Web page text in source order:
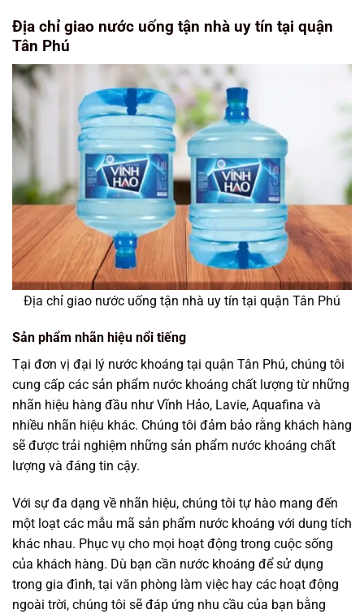
Địa chỉ giao nước uống tận nhà uy tín tại quận
Tân Phú
Địa chỉ giao nước uống tận nhà uy tín tại quận Tân Phú
Sản phẩm nhãn hiệu nổi tiếng
Tại đơn vị đại lý nước khoáng tại quận Tân Phú, chúng tôi
cung cấp các sản phẩm nước khoáng chất lượng từ những
nhãn hiệu hàng đầu như Vĩnh Hảo, Lavie, Aquafina và
nhiều nhãn hiệu khác. Chúng tôi đảm bảo rằng khách hàng
sẽ được trải nghiệm những sản phẩm nước khoáng chất
lượng và đáng tin cậy.
Với sự đa dạng về nhãn hiệu, chúng tôi tự hào mang đến
một loạt các mẫu mã sản phẩm nước khoáng với dung tích
khác nhau. Phục vụ cho mọi hoạt động trong cuộc sống
của khách hàng. Dù bạn cần nước khoáng để sử dụng
trong gia đình, tại văn phòng làm việc hay các hoạt động
ngoài trời, chúng tôi sẽ đáp ứng nhu cầu của bạn bằng